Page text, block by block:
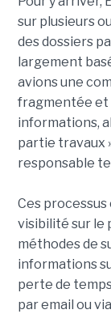
sur plusieurs
des dossiers
largement
avions une
fragmentée et
informations,
partie travaux
responsable
Ces
visibilité sur le
méthodes de
informations
perte de
par email ou